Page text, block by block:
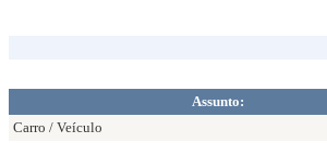
Assunto:
Carro / Veículo